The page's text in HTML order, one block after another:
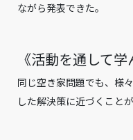
ながら発表できた。
《活動を通して
同じ空き家問題でも、様
した解決策に近づくこと